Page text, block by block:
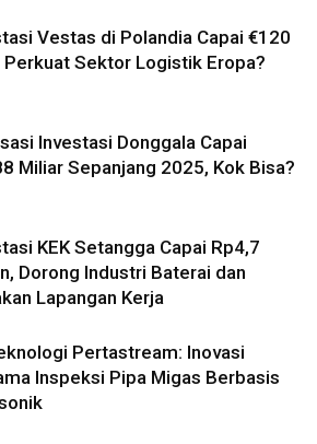
Vestas di Polandia Capai €120
Perkuat Sektor Logistik Eropa?
Investasi Donggala Capai
Miliar Sepanjang 2025, Kok Bisa?
KEK Setangga Capai Rp4,7
Dorong Industri Baterai dan
Lapangan Kerja
Pertastream: Inovasi
Inspeksi Pipa Migas Berbasis